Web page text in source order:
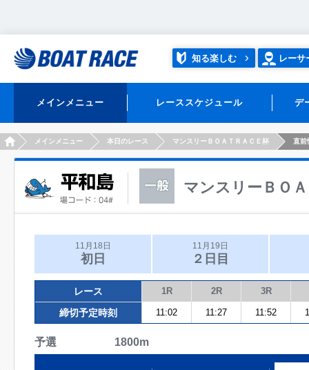
知る楽しむ レーサ
メインメニュー レーススケジュール デ
HOMEメインメニュー 本日のレース マンスリーＢＯＡＴＲＡＣＥ杯 直前
マンスリーＢＯ
11月18日
初日
11月19日
２日目
レース 1R 2R 3R
締切予定時刻 11:02 11:27 11:52
予選 1800m